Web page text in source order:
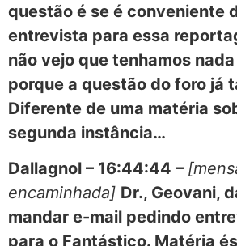
questão é se é conveniente
entrevista para essa
não vejo que tenhamos
porque a questão do foro já
Diferente de uma matéria
segunda instância…
Dallagnol – 16:44:44 –
encaminhada] Dr., Geovani,
mandar e-mail pedindo
para o Fantástico. Matéria